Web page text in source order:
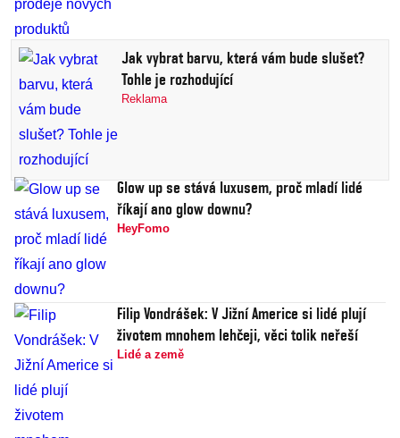
Jak vybrat barvu, která vám bude slušet?
Tohle je rozhodující
Reklama
Glow up se stává luxusem, proč mladí lidé
říkají ano glow downu?
HeyFomo
Filip Vondrášek: V Jižní Americe si lidé plují
životem mnohem lehčeji, věci tolik neřeší
Lidé a země